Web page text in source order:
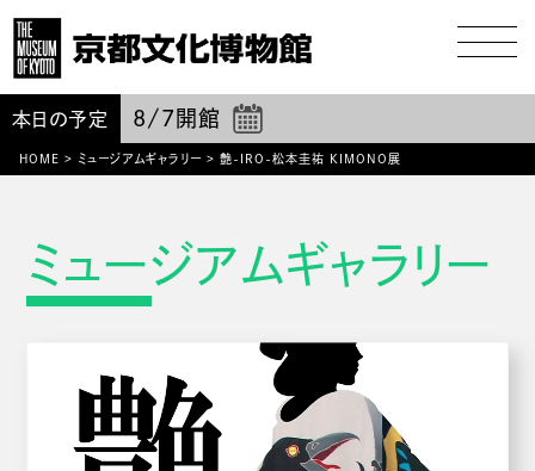
本日の予定 8/7 開館
HOME > ミュージアムギャラリー > 艶-IRO-松本圭祐 KIMONO展